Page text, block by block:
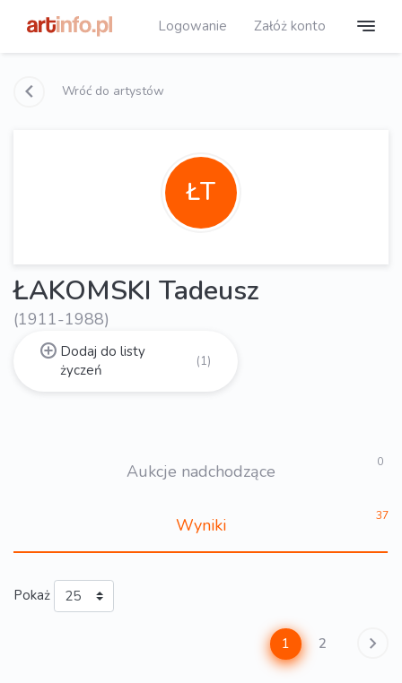
Logowanie Załóż konto
Wróć do artystów
ŁT
ŁAKOMSKI Tadeusz
(1911-1988)
Dodaj do listy
życzeń
(1)
Aukcje nadchodzące 0
Wyniki 37
Pokaż
1 2